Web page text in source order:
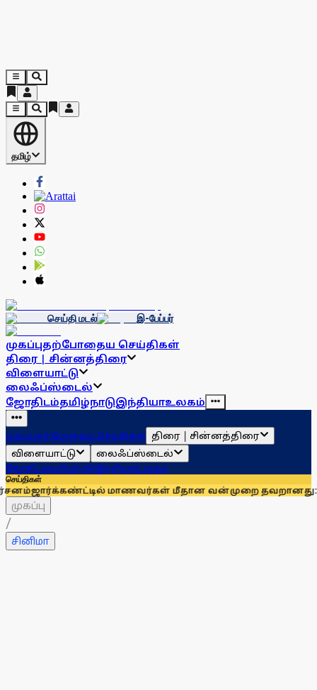
தமிழ்
செய்தி மடல் இ-பேப்பர்
முகப்புதற்போதைய செய்திகள்
திரை | சின்னத்திரை
விளையாட்டு
லைஃப்ஸ்டைல்
ஜோதிடம்தமிழ்நாடுஇந்தியாஉலகம்
முகப்புதற்போதைய செய்திகள் திரை | சின்னத்திரை
விளையாட்டு
லைஃப்ஸ்டைல்
ஜோதிடம்தமிழ்நாடுஇந்தியாஉலகம்
செய்திகள்
மாணவர்கள் மீதான வன்முறை தவறானது: ராகுல்
முகப்பு
/
சினிமா